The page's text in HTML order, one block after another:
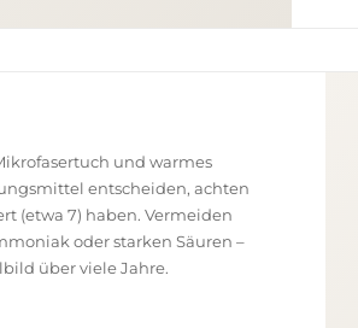
und warmes
entscheiden, achten
(etwa 7) haben. Vermeiden
oder starken Säuren –
über viele Jahre.